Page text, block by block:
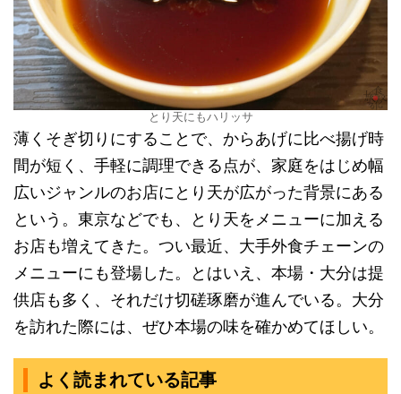
とり天にもハリッサ
薄くそぎ切りにすることで、からあげに比べ揚げ時
間が短く、手軽に調理できる点が、家庭をはじめ幅
広いジャンルのお店にとり天が広がった背景にある
という。東京などでも、とり天をメニューに加える
お店も増えてきた。つい最近、大手外食チェーンの
メニューにも登場した。とはいえ、本場・大分は提
供店も多く、それだけ切磋琢磨が進んでいる。大分
を訪れた際には、ぜひ本場の味を確かめてほしい。
よく読まれている記事